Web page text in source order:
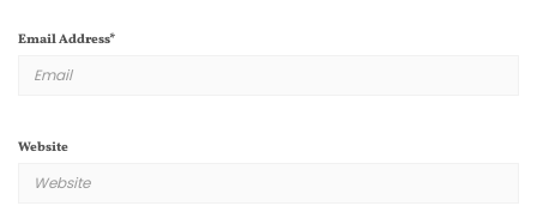
Email Address*
Website